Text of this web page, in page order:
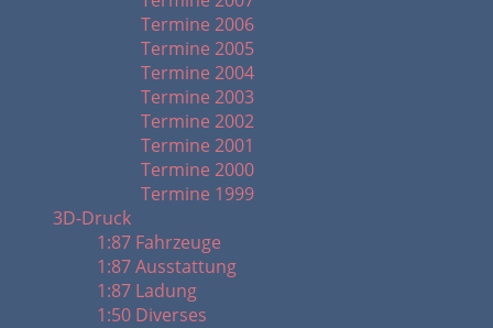
Termine 2006
Termine 2005
Termine 2004
Termine 2003
Termine 2002
Termine 2001
Termine 2000
Termine 1999
3D-Druck
1:87 Fahrzeuge
1:87 Ausstattung
1:87 Ladung
1:50 Diverses